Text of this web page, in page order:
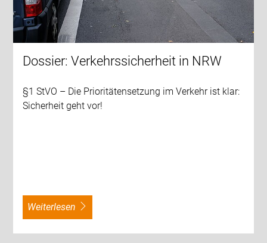
Dossier: Verkehrssicherheit in NRW
§1 StVO – Die Prioritätensetzung im Verkehr ist klar:
Sicherheit geht vor!
weiterlesen